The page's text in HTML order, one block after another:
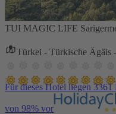
TUI MAGIC LIFE
Türkei - Türkische Ägäis
Für dieses Hotel liegen
von 98% vor